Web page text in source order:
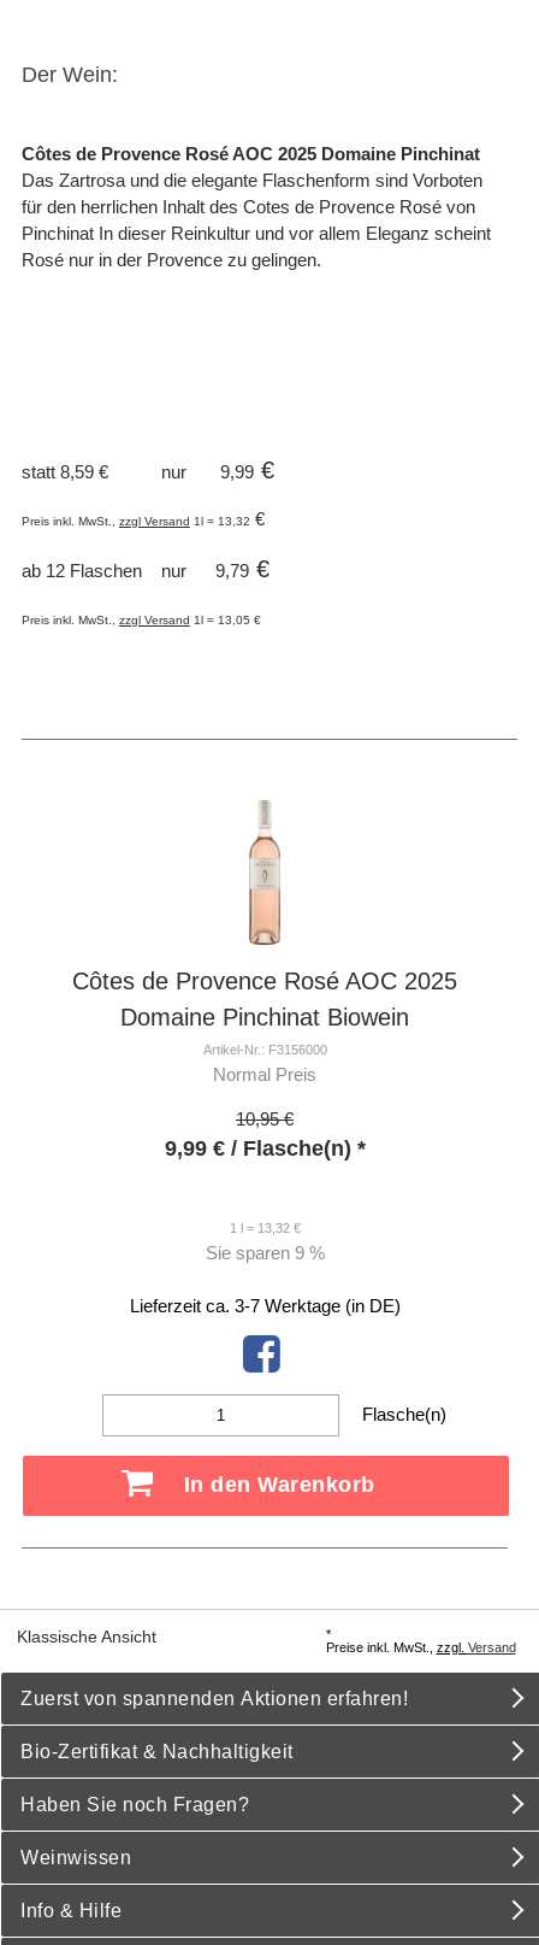
Der Wein:
Côtes de Provence Rosé AOC 2025 Domaine Pinchinat
Das Zartrosa und die elegante Flaschenform sind Vorboten
für den herrlichen Inhalt des Cotes de Provence Rosé von
Pinchinat In dieser Reinkultur und vor allem Eleganz scheint
Rosé nur in der Provence zu gelingen.
statt 8,59 € nur 9,99€
Preis inkl. MwSt., zzgl Versand 1l = 13,32 €
ab 12 Flaschen nur 9,79€
Preis inkl. MwSt., zzgl Versand 1l = 13,05 €
Côtes de Provence Rosé AOC 2025
Domaine Pinchinat Biowein
Artikel-Nr.: F3156000
Normal Preis
10,95 €
9,99 €/ Flasche(n) *
1 l = 13,32 €
Sie sparen 9 %
Lieferzeit ca. 3-7 Werktage (in DE)
Flasche(n)
In den Warenkorb
Klassische Ansicht
*
Preise inkl. MwSt., zzgl. Versand
Zuerst von spannenden Aktionen erfahren!
Bio-Zertifikat & Nachhaltigkeit
Haben Sie noch Fragen?
Weinwissen
Info & Hilfe